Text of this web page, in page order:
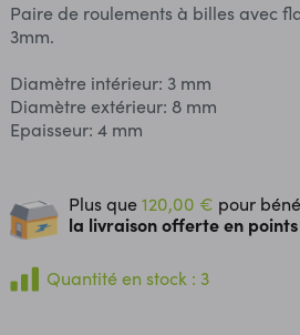
Paire de roulements à billes avec
3mm.
Diamètre intérieur: 3 mm
Diamètre extérieur: 8 mm
Epaisseur: 4 mm
Plus que120,00 € pour
la livraison offerte en points
Quantité en stock : 3